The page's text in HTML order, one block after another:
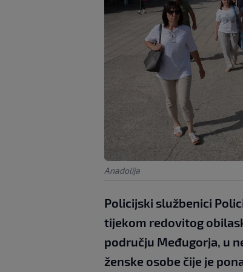
Anadolija
Policijski službenici
tijekom redovitog
području Međugorja, u
ženske osobe čije je